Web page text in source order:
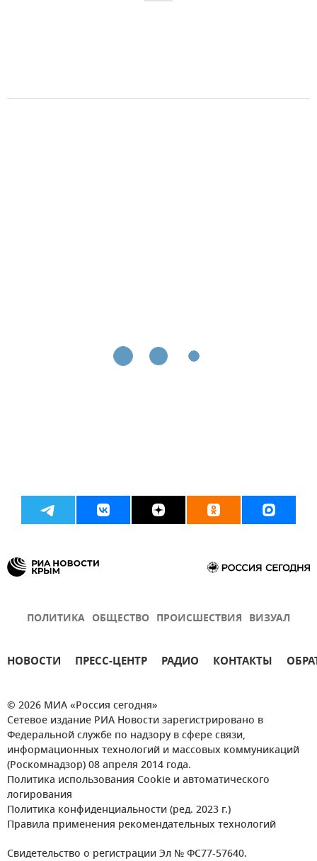
ПОЛИТИКА ОБЩЕСТВО ПРОИСШЕСТВИЯ ВИЗУАЛ
НОВОСТИ ПРЕСС-ЦЕНТР РАДИО КОНТАКТЫ
© 2026 МИА «Россия сегодня»
Сетевое издание РИА Новости зарегистрировано в
Федеральной службе по надзору в сфере связи,
информационных технологий и массовых коммуникаций
(Роскомнадзор) 08 апреля 2014 года.
Политика использования Cookie и автоматического
логирования
Политика конфиденциальности (ред. 2023 г.)
Правила применения рекомендательных технологий
Свидетельство о регистрации Эл № ФС77-57640.